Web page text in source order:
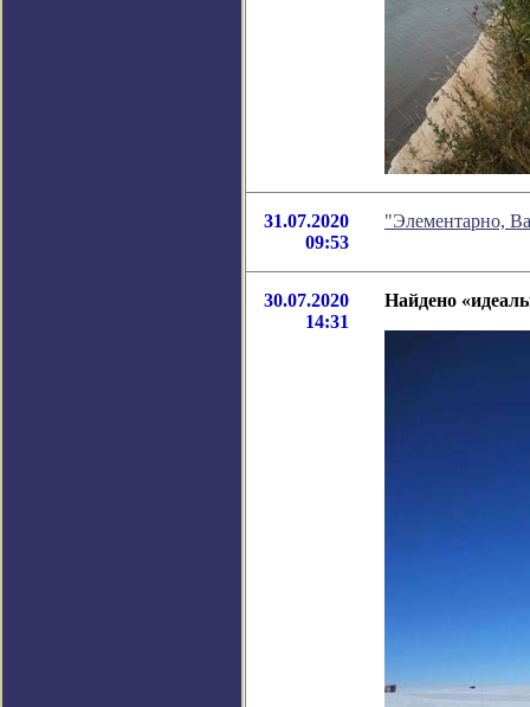
31.07.2020
09:53
"Элементарно,
30.07.2020
14:31
Найдено